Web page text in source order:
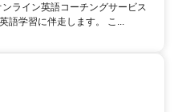
ライン英語コーチングサービス
語学習に伴走します。 こ...